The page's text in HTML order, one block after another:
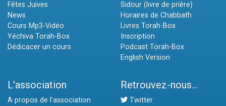
Fêtes Juives
News
Cours Mp3-Vidéo
Yéchiva Torah-Box
Dédicacer un cours
Sidour (livre de prière)
Horaires de Chabbath
Livres Torah-Box
Inscription
Podcast Torah-Box
English Version
L'association
A propos de l'association
Retrouvez-nous...
Twitter